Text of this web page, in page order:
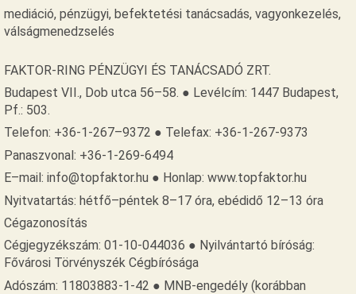
mediáció, pénzügyi, befektetési tanácsadás, vagyonkezelés,
válságmenedzselés
FAKTOR-RING PÉNZÜGYI ÉS TANÁCSADÓ ZRT.
Budapest VII., Dob utca 56–58. ● Levélcím: 1447 Budapest,
Pf.: 503.
Telefon: +36-1-267–9372 ● Telefax: +36-1-267-9373
Panaszvonal: +36-1-269-6494
E–mail: info@topfaktor.hu ● Honlap: www.topfaktor.hu
Nyitvatartás: hétfő–péntek 8–17 óra, ebédidő 12–13 óra
Cégazonosítás
Cégjegyzékszám: 01-10-044036 ● Nyilvántartó bíróság:
Fővárosi Törvényszék Cégbírósága
Adószám: 11803883-1-42 ● MNB-engedély (korábban